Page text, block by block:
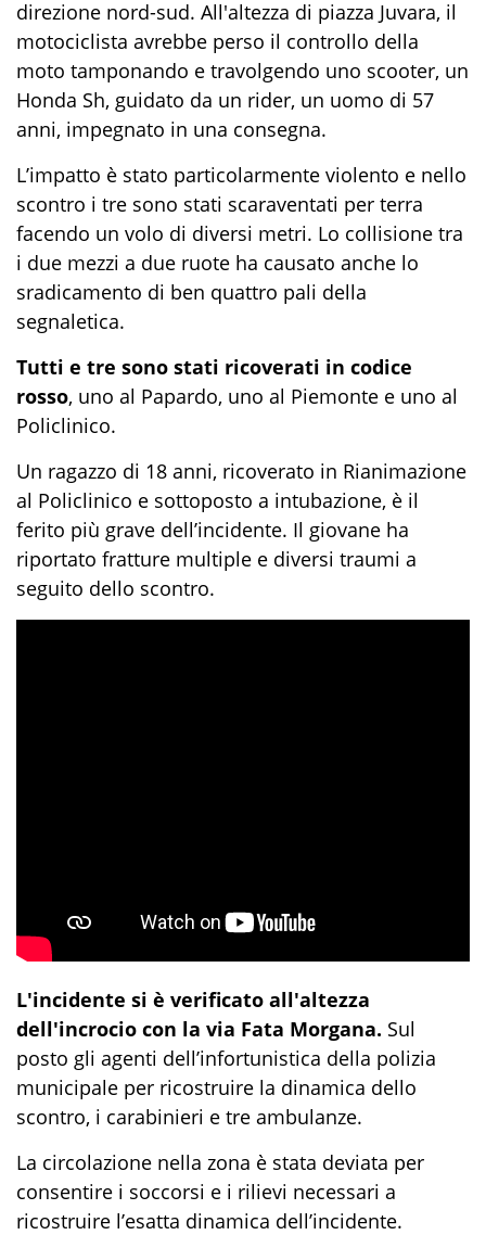
direzione nord-sud. All'altezza di piazza Juvara, il
motociclista avrebbe perso il controllo della
moto tamponando e travolgendo uno scooter, un
Honda Sh, guidato da un rider, un uomo di 57
anni, impegnato in una consegna.
L’impatto è stato particolarmente violento e nello
scontro i tre sono stati scaraventati per terra
facendo un volo di diversi metri. Lo collisione tra
i due mezzi a due ruote ha causato anche lo
sradicamento di ben quattro pali della
segnaletica.
Tutti e tre sono stati ricoverati in codice
rosso, uno al Papardo, uno al Piemonte e uno al
Policlinico.
Un ragazzo di 18 anni, ricoverato in Rianimazione
al Policlinico e sottoposto a intubazione, è il
ferito più grave dell’incidente. Il giovane ha
riportato fratture multiple e diversi traumi a
seguito dello scontro.
L'incidente si è verificato all'altezza
dell'incrocio con la via Fata Morgana. Sul
posto gli agenti dell’infortunistica della polizia
municipale per ricostruire la dinamica dello
scontro, i carabinieri e tre ambulanze.
La circolazione nella zona è stata deviata per
consentire i soccorsi e i rilievi necessari a
ricostruire l’esatta dinamica dell’incidente.